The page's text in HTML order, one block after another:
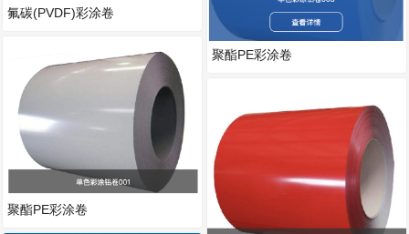
氟碳(PVDF)彩涂卷
聚酯PE彩涂卷
聚酯PE彩涂卷